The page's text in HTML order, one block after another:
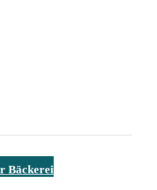
Bäckerei